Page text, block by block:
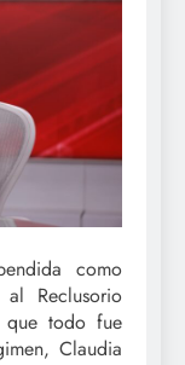
como
Reclusorio
que todo fue
Claudia